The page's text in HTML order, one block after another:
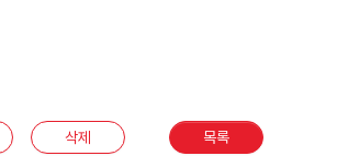
삭제 목록